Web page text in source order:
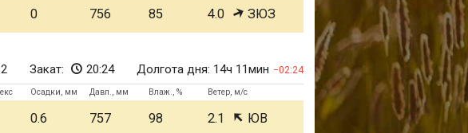
0 756 85 4.0 ЗЮЗ
Закат: 20:24 Долгота дня: 14ч 11мин 02:24
Осадки, мм Давл., мм Влаж., % Ветер, м/с
0.6 757 98 2.1 ЮВ